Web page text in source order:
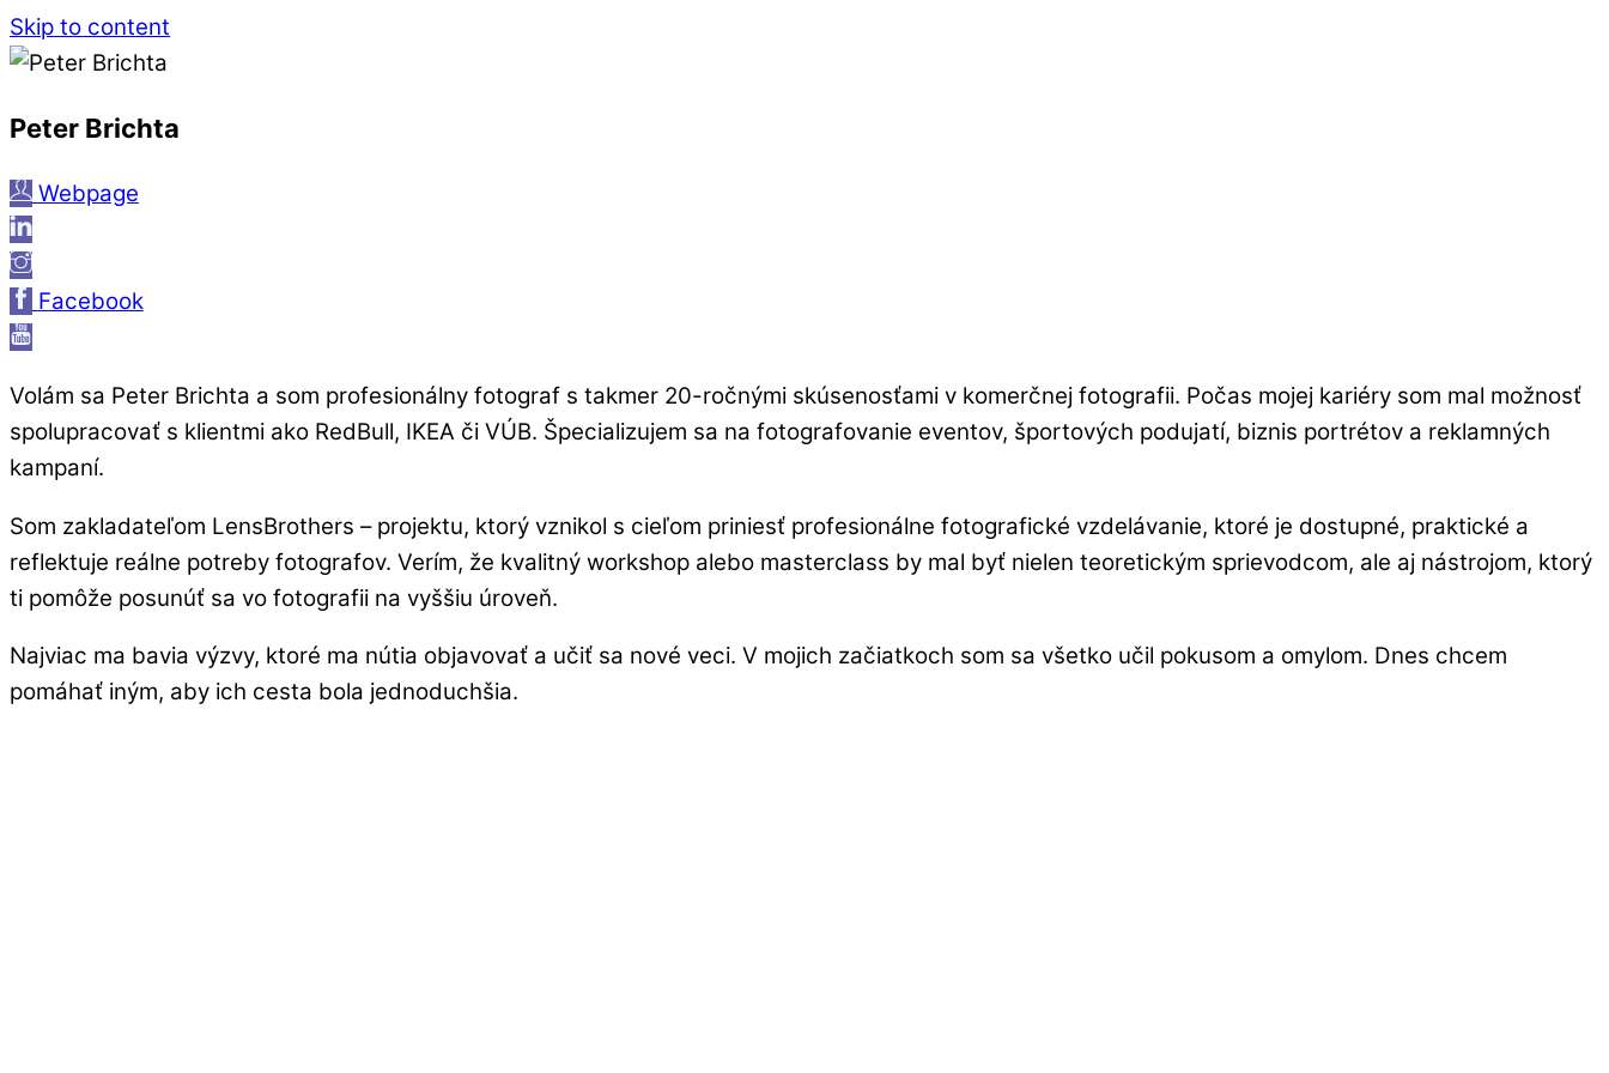
Skip to content
Peter Brichta
Webpage
Facebook
Volám sa Peter Brichta a som profesionálny fotograf s takmer 20-ročnými skúsenosťami v komerčnej fotografii. Počas mojej kariéry som mal možnosť
spolupracovať s klientmi ako RedBull, IKEA či VÚB. Špecializujem sa na fotografovanie eventov, športových podujatí, biznis portrétov a reklamných
kampaní.
Som zakladateľom LensBrothers – projektu, ktorý vznikol s cieľom priniesť profesionálne fotografické vzdelávanie, ktoré je dostupné, praktické a
reflektuje reálne potreby fotografov. Verím, že kvalitný workshop alebo masterclass by mal byť nielen teoretickým sprievodcom, ale aj nástrojom, ktorý
ti pomôže posunúť sa vo fotografii na vyššiu úroveň.
Najviac ma bavia výzvy, ktoré ma nútia objavovať a učiť sa nové veci. V mojich začiatkoch som sa všetko učil pokusom a omylom. Dnes chcem
pomáhať iným, aby ich cesta bola jednoduchšia.